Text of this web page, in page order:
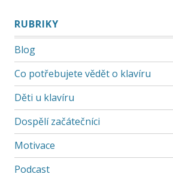
RUBRIKY
Blog
Co potřebujete vědět o klavíru
Děti u klavíru
Dospělí začátečníci
Motivace
Podcast